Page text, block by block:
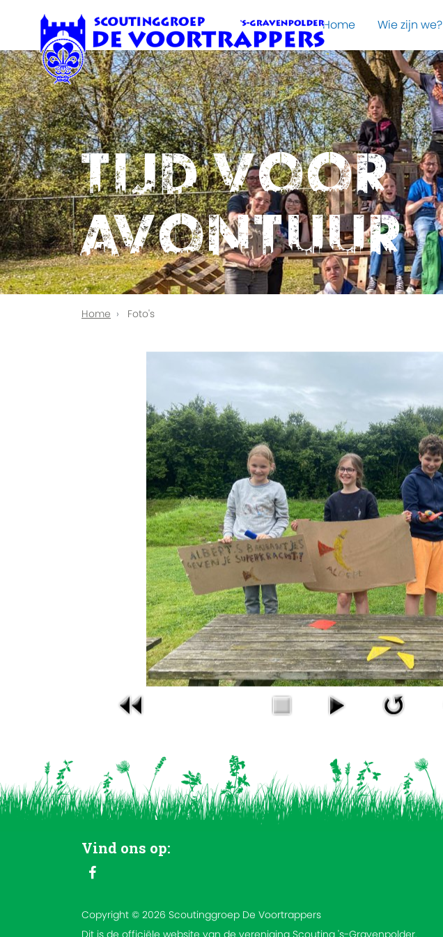
Home Wie zijn we?
Tijd voor
avontuur
Home Foto's
Vind ons op:
Copyright © 2026 Scoutinggroep De Voortrappers
Dit is de officiële website van de vereniging Scouting 's-Gravenpolder.